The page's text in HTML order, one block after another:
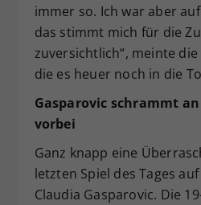
immer so. Ich war aber
das stimmt mich für die
zuversichtlich“, meinte
die es heuer noch in die
Gasparovic schrammt
vorbei
Ganz knapp eine
letzten Spiel des Tages
Claudia Gasparovic. Die